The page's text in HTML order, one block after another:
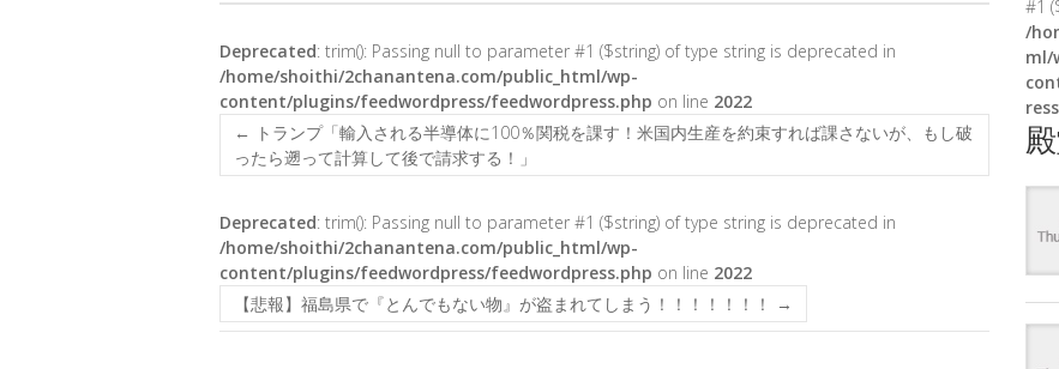
Deprecated: trim(): Passing null to parameter #1 ($string) of type string is deprecated in
/home/shoithi/2chanantena.com/public_html/wp-
content/plugins/feedwordpress/feedwordpress.php on line 2022
←
トランプ「輸入される半導体に100％関税を課す！米国内生産を約束すれば課さないが、もし破
ったら遡って計算して後で請求する！」
Deprecated: trim(): Passing null to parameter #1 ($string) of type string is deprecated in
/home/shoithi/2chanantena.com/public_html/wp-
content/plugins/feedwordpress/feedwordpress.php on line 2022
【悲報】福島県で『とんでもない物』が盗まれてしまう！！！！！！！
→
#1
/
ml/